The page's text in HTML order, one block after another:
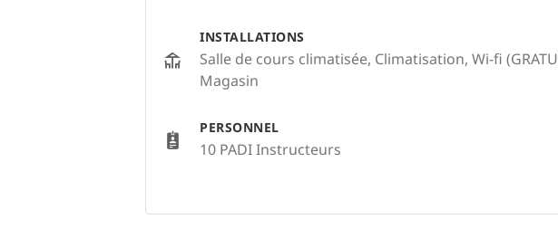
INSTALLATIONS
Salle de cours climatisée, Climatisation, Wi-fi
Magasin
PERSONNEL
10 PADI Instructeurs